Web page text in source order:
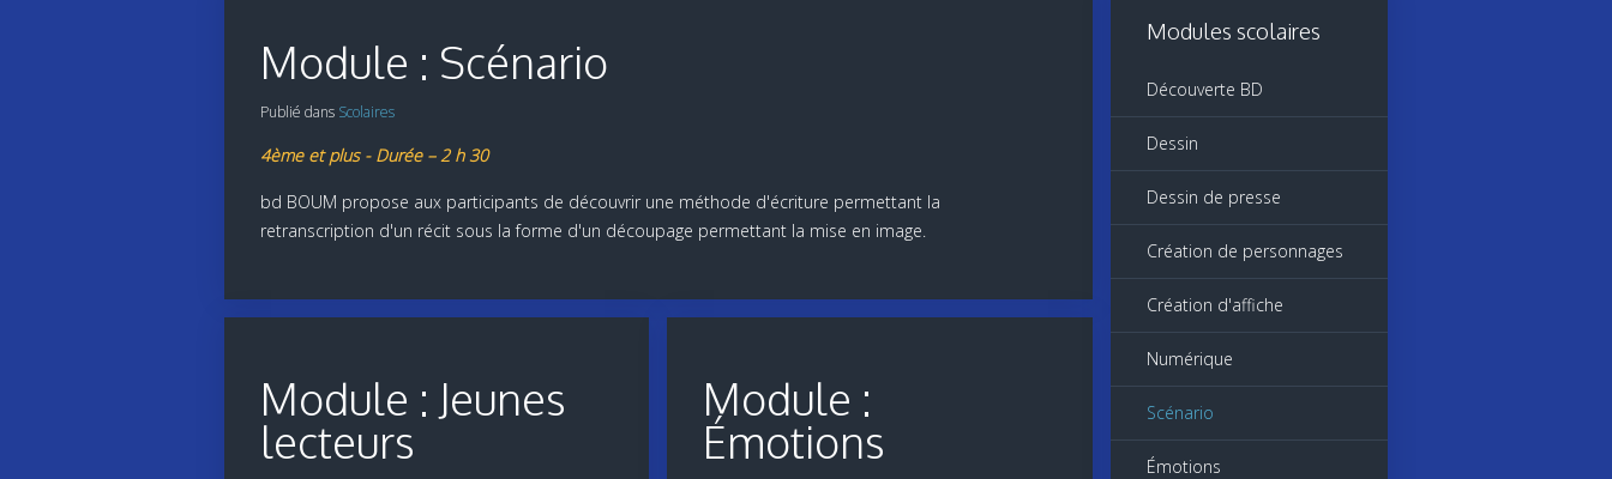
Module : Scénario
Publié dans Scolaires
4ème et plus - Durée – 2 h 30
bd BOUM propose aux participants de découvrir une méthode d'écriture permettant la
retranscription d'un récit sous la forme d'un découpage permettant la mise en image.
Module : Jeunes
lecteurs
Module :
Émotions
Modules scolaires
Découverte BD
Dessin
Dessin de presse
Création de personnages
Création d'affiche
Numérique
Scénario
Émotions